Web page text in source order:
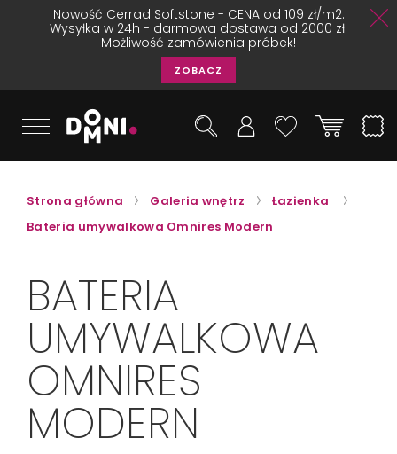
Nowość Cerrad Softstone - CENA od 109 zł/m2.
Wysyłka w 24h - darmowa dostawa od 2000 zł!
Możliwość zamówienia próbek!
ZOBACZ
Strona główna Galeria wnętrz
Łazienka
Bateria umywalkowa Omnires Modern
BATERIA
UMYWALKOWA
OMNIRES
MODERN